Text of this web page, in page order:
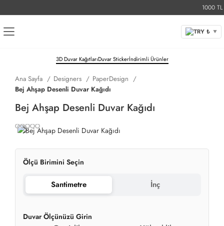
1000 TL
TRY ₺ ▼
3D Duvar KağıtlarıDuvar Stickerİndirimli Ürünler
Ana Sayfa Designers
PaperDesign
Bej Ahşap Desenli Duvar Kağıdı
Bej Ahşap Desenli Duvar Kağıdı
Ölçü Birimini Seçin
Santimetre İnç
Duvar Ölçünüzü Girin